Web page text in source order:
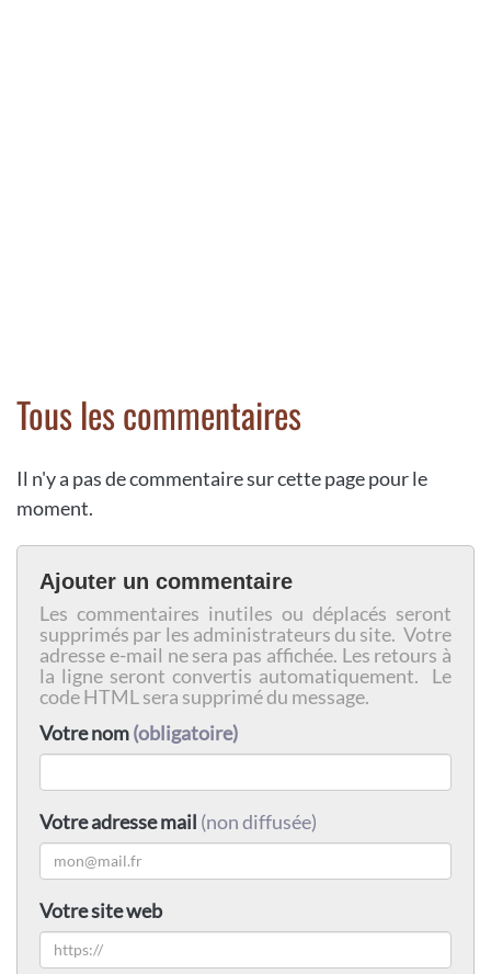
Tous les commentaires
Il n'y a pas de commentaire sur cette page pour le
moment.
Ajouter un commentaire
Les commentaires inutiles ou déplacés seront
supprimés par les administrateurs du site. Votre
adresse e-mail ne sera pas affichée. Les retours à
la ligne seront convertis automatiquement. Le
code HTML sera supprimé du message.
Votre nom(obligatoire)
Votre adresse mail (non diffusée)
Votre site web